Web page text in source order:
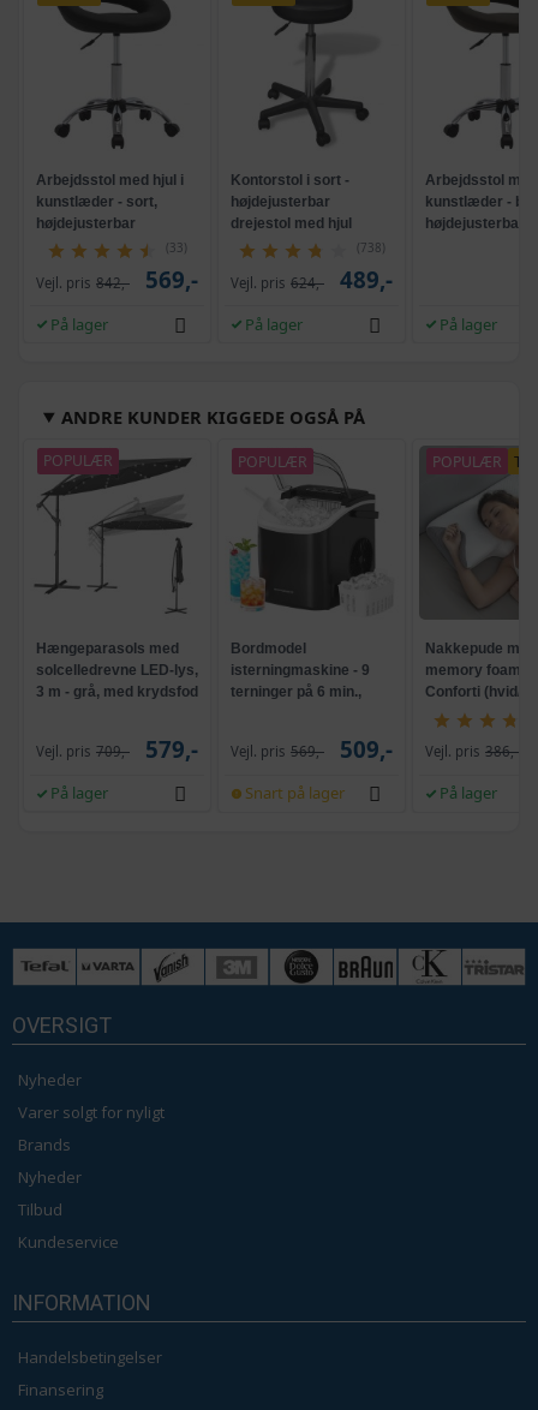
Arbejdsstol med hjul i
kunstlæder - sort,
højdejusterbar
(33)
Vejl. pris 842,- 569,-
På lager
Kontorstol i sort -
højdejusterbar
drejestol med hjul
(738)
Vejl. pris 624,- 489,-
På lager
Arbejdsstol
kunstlæder -
højdejusterbar
På lager
ANDRE KUNDER KIGGEDE OGSÅ PÅ
POPULÆR
Hængeparasols med
solcelledrevne LED-lys,
3 m - grå, med krydsfod
Vejl. pris 709,- 579,-
På lager
POPULÆR
Bordmodel
isterningmaskine - 9
terninger på 6 min.,
Vejl. pris 569,- 509,-
Snart på lager
POPULÆR
Nakkepude med
memory foam -
Conforti (hvid/
Vejl. pris 386,-
På lager
OVERSIGT
Nyheder
Varer solgt for nyligt
Brands
Nyheder
Tilbud
Kundeservice
INFORMATION
Handelsbetingelser
Finansering